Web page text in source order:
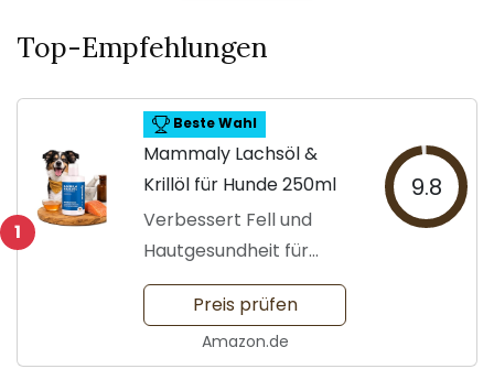
Top-Empfehlungen
1
Beste Wahl
Mammaly Lachsöl &
Krillöl für Hunde 250ml
Verbessert Fell und
Hautgesundheit für
Hunde
9.8
Preis prüfen
Amazon.de